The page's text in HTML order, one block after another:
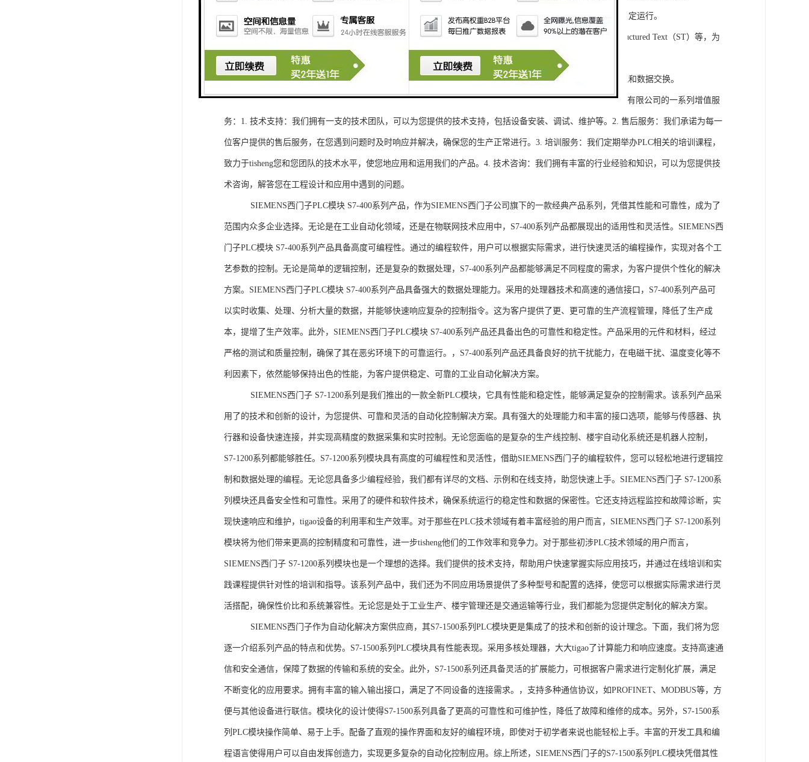
3. 高可靠性和稳定性：S7-300系列产品采用的硬件和软件技术，具有高度可靠性和稳定性，保证系统的长期稳定运行。
4. 灵活可编程：S7-300系列产品采用TIA Portal开发环境，支持多种编程语言，如Ladder Diagram（LD）、Structured Text（ST）等，为
工程师提供了更多编程选择。
5. 可靠的通讯接口：S7-300系列产品配备丰富的通讯接口，可与其他工控设备无缝集成，实现设备之间的通讯和数据交换。
购买SIEMENS西门子PLC模块S7-300系列产品，不仅获得了可靠的工控设备，还将获得浔之漫智控技术(上海)有限公司的一系列增值服
务：1. 技术支持：我们拥有一支的技术团队，可以为您提供的技术支持，包括设备安装、调试、维护等。2. 售后服务：我们承诺为每一
位客户提供的售后服务，在您遇到问题时及时响应并解决，确保您的生产正常进行。3. 培训服务：我们定期举办PLC相关的培训课程，
致力于tisheng您和您团队的技术水平，使您地应用和运用我们的产品。4. 技术咨询：我们拥有丰富的行业经验和知识，可以为您提供技
术咨询，解答您在工程设计和应用中遇到的问题。
SIEMENS西门子PLC模块 S7-400系列产品，作为SIEMENS西门子公司旗下的一款经典产品系列，凭借其性能和可靠性，成为了
范围内众多企业选择。无论是在工业自动化领域，还是在物联网技术应用中，S7-400系列产品都展现出的适用性和灵活性。SIEMENS西
门子PLC模块 S7-400系列产品具备高度可编程性。通过的编程软件，用户可以根据实际需求，进行快速灵活的编程操作，实现对各个工
艺参数的控制。无论是简单的逻辑控制，还是复杂的数据处理，S7-400系列产品都能够满足不同程度的需求，为客户提供个性化的解决
方案。SIEMENS西门子PLC模块 S7-400系列产品具备强大的数据处理能力。采用的处理器技术和高速的通信接口，S7-400系列产品可
以实时收集、处理、分析大量的数据，并能够快速响应复杂的控制指令。这为客户提供了更、更可靠的生产流程管理，降低了生产成
本，提增了生产效率。此外，SIEMENS西门子PLC模块 S7-400系列产品还具备出色的可靠性和稳定性。产品采用的元件和材料，经过
严格的测试和质量控制，确保了其在恶劣环境下的可靠运行。，S7-400系列产品还具备良好的抗干扰能力，在电磁干扰、温度变化等不
利因素下，依然能够保持出色的性能，为客户提供稳定、可靠的工业自动化解决方案。
SIEMENS西门子 S7-1200系列是我们推出的一款全新PLC模块，它具有性能和稳定性，能够满足复杂的控制需求。该系列产品采
用了的技术和创新的设计，为您提供、可靠和灵活的自动化控制解决方案。具有强大的处理能力和丰富的接口选项，能够与传感器、执
行器和设备快速连接，并实现高精度的数据采集和实时控制。无论您面临的是复杂的生产线控制、楼宇自动化系统还是机器人控制，
S7-1200系列都能够胜任。S7-1200系列模块具有高度的可编程性和灵活性，借助SIEMENS西门子的编程软件，您可以轻松地进行逻辑控
制和数据处理的编程。无论您具备多少编程经验，我们都有详尽的文档、示例和在线支持，助您快速上手。SIEMENS西门子 S7-1200系
列模块还具备安全性和可靠性。采用了的硬件和软件技术，确保系统运行的稳定性和数据的保密性。它还支持远程监控和故障诊断，实
现快速响应和维护，tigao设备的利用率和生产效率。对于那些在PLC技术领域有着丰富经验的用户而言，SIEMENS西门子 S7-1200系列
模块将为他们带来更高的控制精度和可靠性，进一步tisheng他们的工作效率和竞争力。对于那些初涉PLC技术领域的用户而言，
SIEMENS西门子 S7-1200系列模块也是一个理想的选择。我们提供的技术支持，帮助用户快速掌握实际应用技巧，并通过在线培训和实
践课程提供针对性的培训和指导。该系列产品中，我们还为不同应用场景提供了多种型号和配置的选择，使您可以根据实际需求进行灵
活搭配，确保性价比和系统兼容性。无论您是处于工业生产、楼宇管理还是交通运输等行业，我们都能为您提供定制化的解决方案。
SIEMENS西门子作为自动化解决方案供应商，其S7-1500系列PLC模块更是集成了的技术和创新的设计理念。下面，我们将为您
逐一介绍系列产品的特点和优势。S7-1500系列PLC模块具有性能表现。采用多核处理器，大大tigao了计算能力和响应速度。支持高速通
信和安全通信，保障了数据的传输和系统的安全。此外，S7-1500系列还具备灵活的扩展能力，可根据客户需求进行定制化扩展，满足
不断变化的应用要求。拥有丰富的输入输出接口，满足了不同设备的连接需求。，支持多种通信协议，如PROFINET、MODBUS等，方
便与其他设备进行联信。模块化的设计使得S7-1500系列具备了更高的可靠性和可维护性，降低了故障和维修的成本。另外，S7-1500系
列PLC模块操作简单、易于上手。配备了直观的操作界面和友好的编程环境，即使对于初学者来说也能轻松上手。丰富的开发工具和编
程语言使得用户可以自由发挥创造力，实现更多复杂的自动化控制应用。综上所述，SIEMENS西门子的S7-1500系列PLC模块凭借其性